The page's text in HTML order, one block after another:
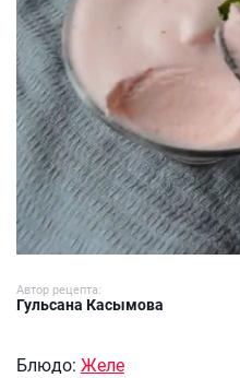
Автор рецепта:
Гульсана Касымова
Блюдо: Желе